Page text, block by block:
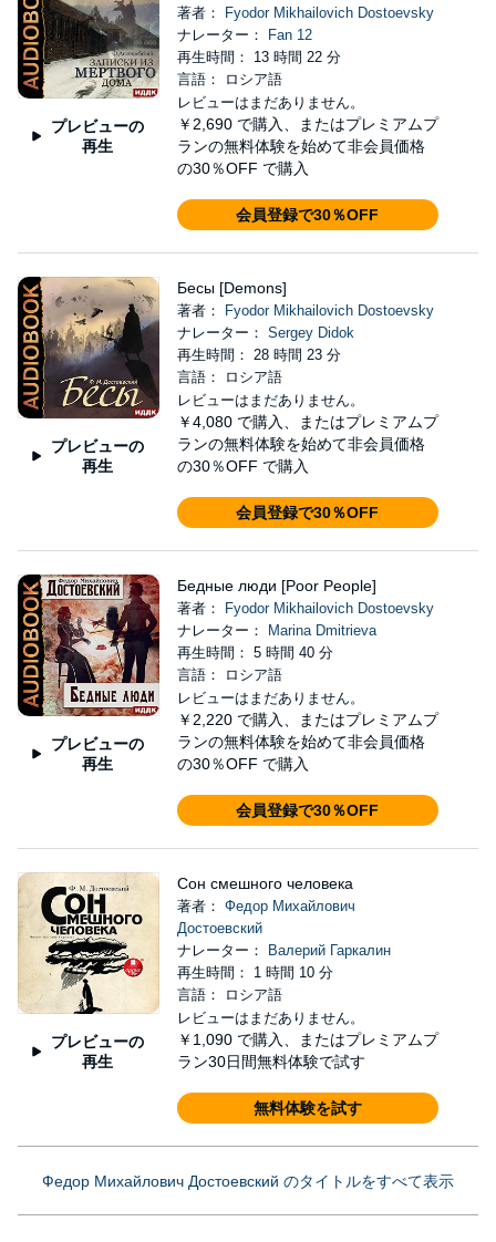
プレビューの
再生
著者：
Fyodor Mikhailovich Dostoevsky
ナレーター：
Fan 12
再生時間： 13 時間 22 分
言語： ロシア語
レビューはまだありません。
￥2,690 で購入、またはプレミアムプ
ランの無料体験を始めて非会員価格
の30％OFF で購入
会員登録で30％OFF
プレビューの
再生
Бесы [Demons]
著者：
Fyodor Mikhailovich Dostoevsky
ナレーター： Sergey Didok
再生時間： 28 時間 23 分
言語： ロシア語
レビューはまだありません。
￥4,080 で購入、またはプレミアムプ
ランの無料体験を始めて非会員価格
の30％OFF で購入
会員登録で30％OFF
プレビューの
再生
Бедные люди [Poor People]
著者：
Fyodor Mikhailovich Dostoevsky
ナレーター：
Marina Dmitrieva
再生時間： 5 時間 40 分
言語： ロシア語
レビューはまだありません。
￥2,220 で購入、またはプレミアムプ
ランの無料体験を始めて非会員価格
の30％OFF で購入
会員登録で30％OFF
プレビューの
再生
Сон смешного человека
著者： Федор Михайлович
Достоевский
ナレーター：
Валерий Гаркалин
再生時間： 1 時間 10 分
言語： ロシア語
レビューはまだありません。
￥1,090 で購入、またはプレミアムプ
ラン30日間無料体験で試す
無料体験を試す
Федор Михайлович Достоевский のタイトルをすべて表示